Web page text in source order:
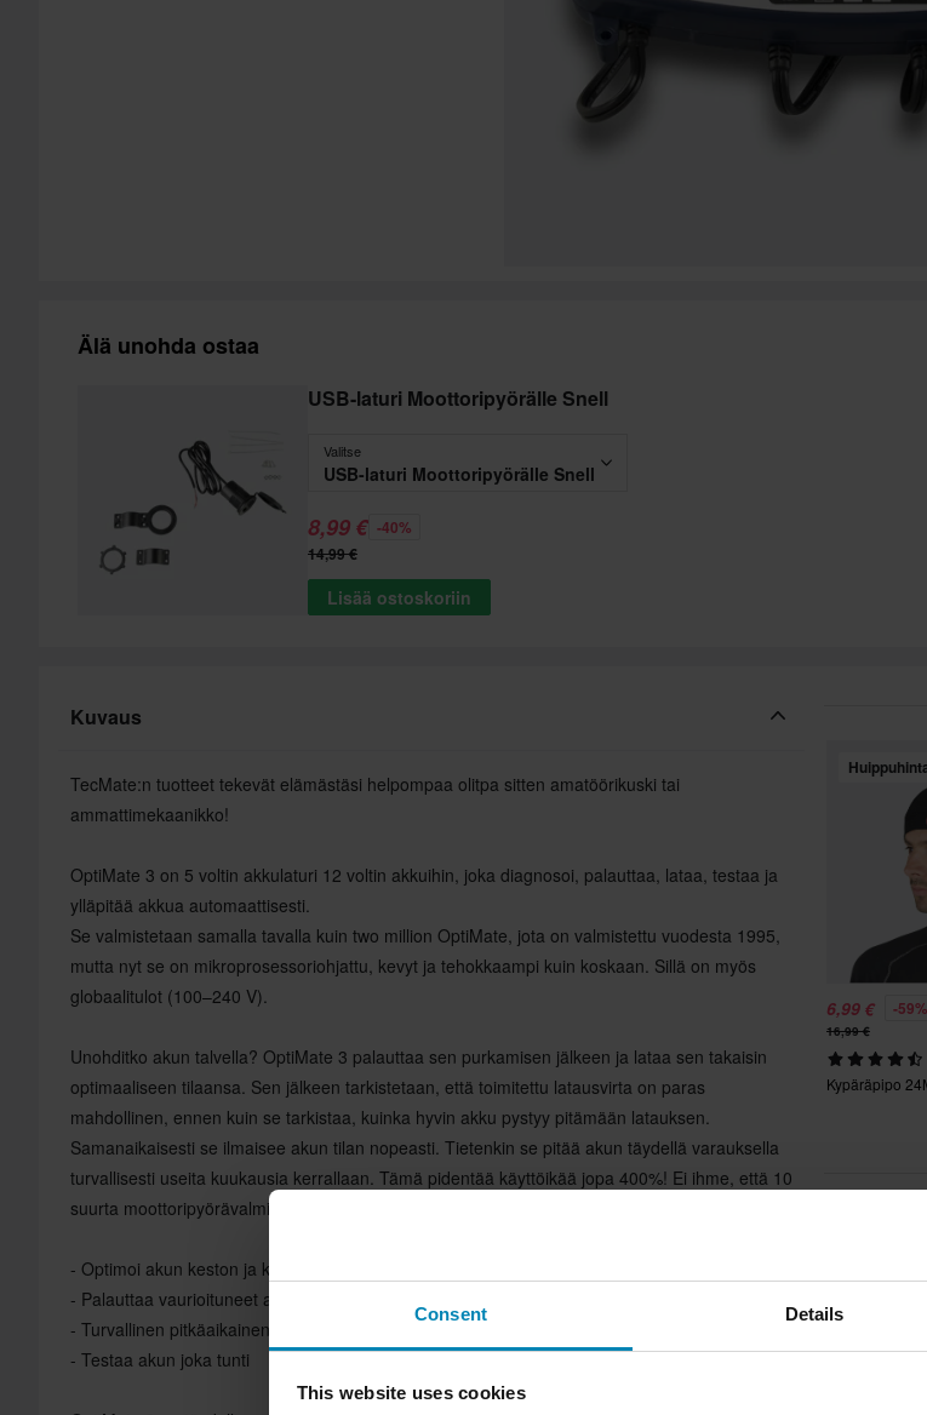
Consent Details
This website uses cookies
Älä unohda ostaa
USB-laturi Moottoripyörälle Snell
Valitse
USB-laturi Moottoripyörälle Snell
8,99 € -40%
14,99 €
Lisää ostoskoriin
Kuvaus
TecMate:n tuotteet tekevät elämästäsi helpompaa olitpa sitten amatöörikuski tai
ammattimekaanikko!
OptiMate 3 on 5 voltin akkulaturi 12 voltin akkuihin, joka diagnosoi, palauttaa, lataa, testaa ja
ylläpitää akkua automaattisesti.
Se valmistetaan samalla tavalla kuin two million OptiMate, jota on valmistettu vuodesta 1995,
mutta nyt se on mikroprosessoriohjattu, kevyt ja tehokkaampi kuin koskaan. Sillä on myös
globaalitulot (100–240 V).
Unohditko akun talvella? OptiMate 3 palauttaa sen purkamisen jälkeen ja lataa sen takaisin
optimaaliseen tilaansa. Sen jälkeen tarkistetaan, että toimitettu latausvirta on paras
mahdollinen, ennen kuin se tarkistaa, kuinka hyvin akku pystyy pitämään latauksen.
Samanaikaisesti se ilmaisee akun tilan nopeasti. Tietenkin se pitää akun täydellä varauksella
turvallisesti useita kuukausia kerrallaan. Tämä pidentää käyttöikää jopa 400%! Ei ihme, että 10
suurta moottoripyörävalmistajaa suosittelee OptiMatea ...
- Optimoi akun keston ja käyttöiän
- Palauttaa vaurioituneet akut
- Turvallinen pitkäaikainen huoltosykli
- Testaa akun joka tunti
6,99 € -59%
16,99 €
Kypäräpipo